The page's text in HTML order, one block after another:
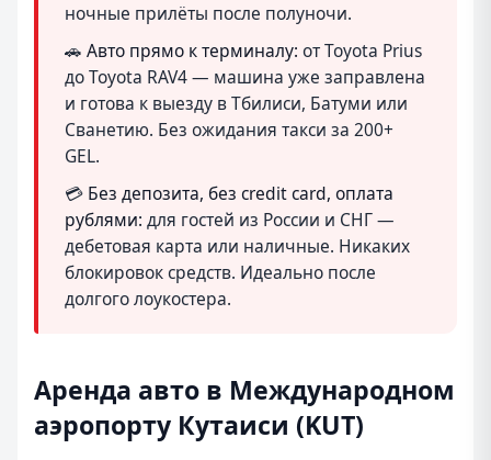
ночные прилёты после полуночи.
🚗 Авто прямо к терминалу: от Toyota Prius
до Toyota RAV4 — машина уже заправлена
и готова к выезду в Тбилиси, Батуми или
Сванетию. Без ожидания такси за 200+
GEL.
💳 Без депозита, без credit card, оплата
рублями: для гостей из России и СНГ —
дебетовая карта или наличные. Никаких
блокировок средств. Идеально после
долгого лоукостера.
Аренда авто в Международном
аэропорту Кутаиси (KUT)